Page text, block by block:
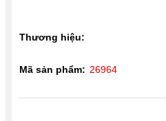
Thương hiệu:
Mã sản phẩm: 26964